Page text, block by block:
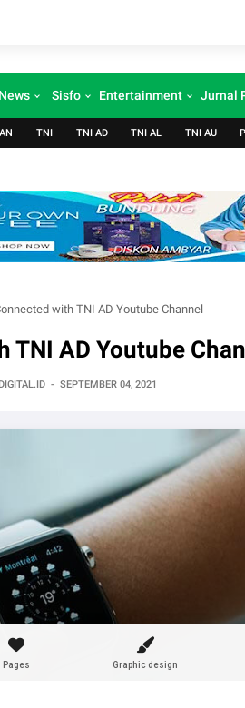
News Sisfo Entertainment Jurnal
TNI TNI AD TNI AL TNI AU
with TNI AD Youtube Channel
TNI AD Youtube
- SEPTEMBER 04, 2021